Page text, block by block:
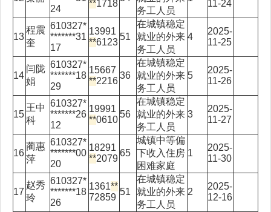
24
**1718
务工人员
11-24
13
程震
奎
610327*
*******31
17
13991
**6123
51
在城镇稳定
就业的外来
务工人员
4
2025-
11-25
14
闫陇
娟
610327*
*******18
29
15667
**2216
36
在城镇稳定
就业的外来
务工人员
5
2025-
11-26
15
王中
科
610327*
*******26
12
19991
**0610
56
在城镇稳定
就业的外来
务工人员
3
2025-
11-27
16
蔺惠
萍
610327*
*******00
20
18291
**2079
65
城镇中等偏
下收入住房
困难家庭
1
2025-
11-30
17
赵秀
玲
610327*
*******18
26
1361**
72859
51
在城镇稳定
就业的外来
务工人员
2
2025-
12-16